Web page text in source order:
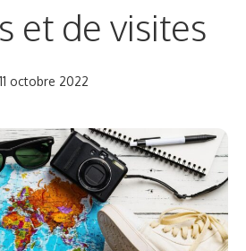
et de visites
11 octobre 2022